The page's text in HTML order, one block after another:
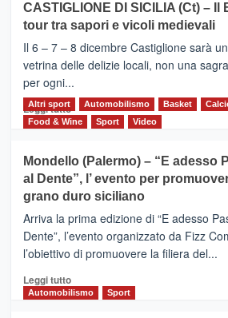
MOIO
ALCANTARA
–
Vivicittà,
scoperta
del
territorio,
e
messaggi
di
CASTIGLIONE DI SICILIA (Ct) – Il
tour tra sapori e vicoli medievali
Il 6 – 7 – 8 dicembre Castiglione sarà
vetrina delle delizie locali, non una
per ogni...
Leggi tuttoLeggi
di
CASTIGLIONE
DI
SICILIA
(Ct)
Il
Borgo
Gusto,
il
Altri sport Automobilismo Basket
Food & Wine
Sport Video
Mondello (Palermo) – “E adesso
al Dente”, l’ evento per
grano duro siciliano
Arriva la prima edizione di “E adesso
Dente”, l’evento organizzato da Fizz
l’obiettivo di promuovere la filiera del...
Leggi tuttoLeggi
di
Automobilismo Sport